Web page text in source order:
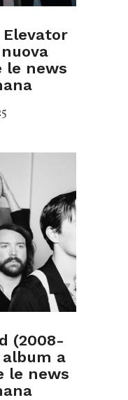
Elevator
le news
(2008-
album a
le news